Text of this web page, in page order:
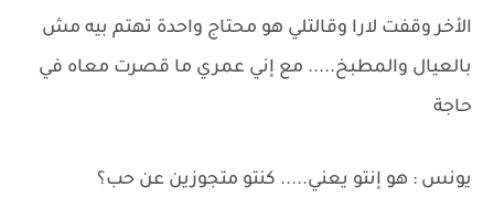
الأخر وقفت لارا وقالتلي هو محتاج واحدة تهتم بيه مش
بالعيال والمطبخ..... مع إني عمري ما قصرت معاه في
حاجة
يونس : هو إنتو يعني..... كنتو متجوزين عن حب؟